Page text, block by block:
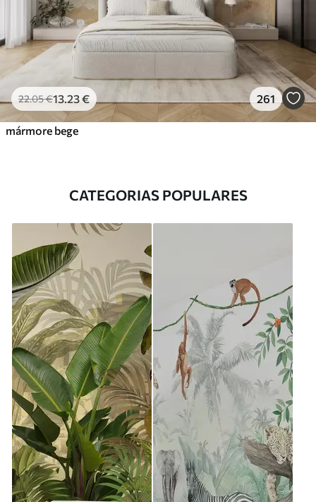
22.05€13.23€ 261
mármore bege
CATEGORIAS POPULARES